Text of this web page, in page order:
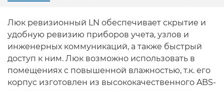
Люк ревизионный LN обеспечивает скрытие и
удобную ревизию приборов учета, узлов и
инженерных коммуникаций, а также быстрый
доступ к ним. Люк возможно использовать в
помещениях с повышенной влажностью, т.к. его
корпус изготовлен из высококачественного ABS-